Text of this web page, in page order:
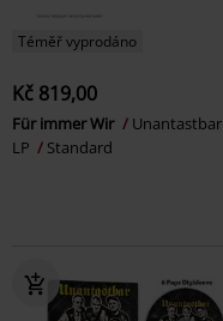
Téměř vyprodáno
Kč 819,00
Für immer Wir
Unantastbar
LP
Standard